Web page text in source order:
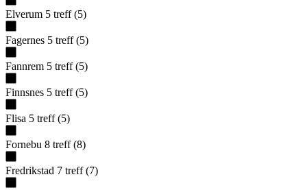
Elverum 5 treff (5)
Fagernes 5 treff (5)
Fannrem 5 treff (5)
Finnsnes 5 treff (5)
Flisa 5 treff (5)
Fornebu 8 treff (8)
Fredrikstad 7 treff (7)